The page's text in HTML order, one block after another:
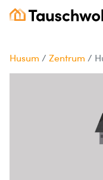
Husum / Zentrum /